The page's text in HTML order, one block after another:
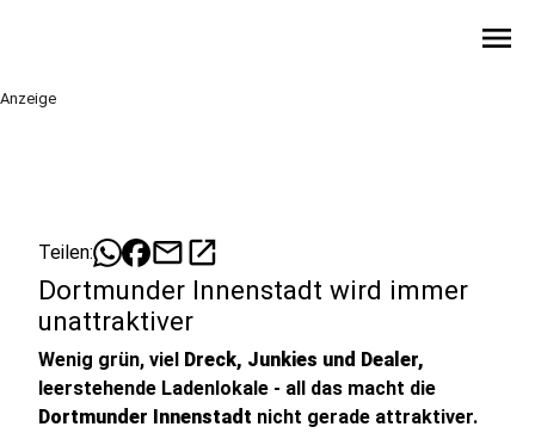
menu
Anzeige
Teilen: mailopen_in_new
Dortmunder Innenstadt wird immer
unattraktiver
Wenig grün, viel Dreck, Junkies und Dealer,
leerstehende Ladenlokale - all das macht die
Dortmunder Innenstadt nicht gerade attraktiver.